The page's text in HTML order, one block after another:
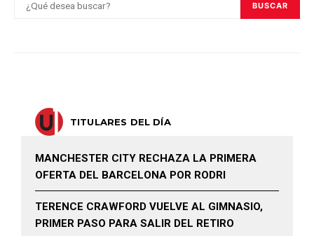
BUSCAR
TITULARES DEL DÍA
MANCHESTER CITY RECHAZA LA PRIMERA
OFERTA DEL BARCELONA POR RODRI
TERENCE CRAWFORD VUELVE AL GIMNASIO,
PRIMER PASO PARA SALIR DEL RETIRO